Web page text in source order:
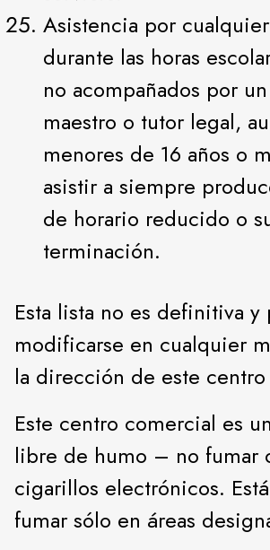
Asistencia por
durante las horas
no acompañados por
maestro o tutor legal,
menores de 16 años o
asistir a siempre
de horario reducido o
terminación.
Esta lista no es definitiva y
modificarse en cualquier
la dirección de este
Este centro comercial es
libre de humo – no fumar
cigarillos electrónicos.
fumar sólo en áreas